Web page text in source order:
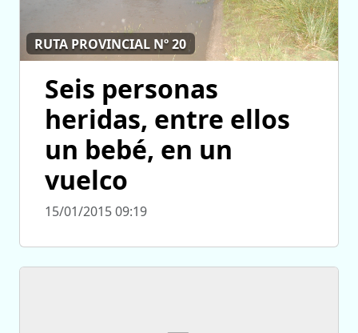
RUTA PROVINCIAL Nº 20
Seis personas
heridas, entre ellos
un bebé, en un
vuelco
15/01/2015 09:19